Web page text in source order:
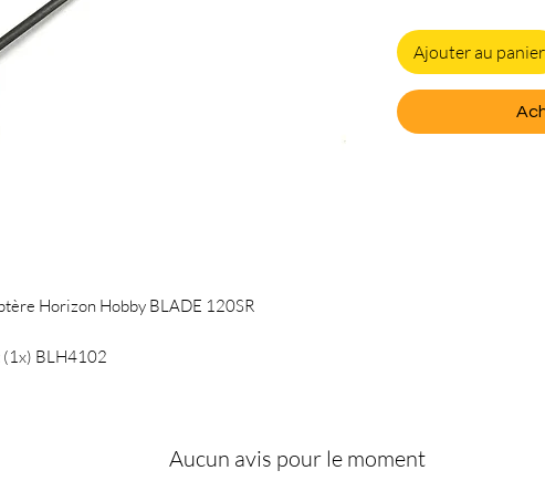
Horizon Hobby BLADE 120SR
(1x) BLH4102
Ajouter au panier
Aucun avis pour le moment